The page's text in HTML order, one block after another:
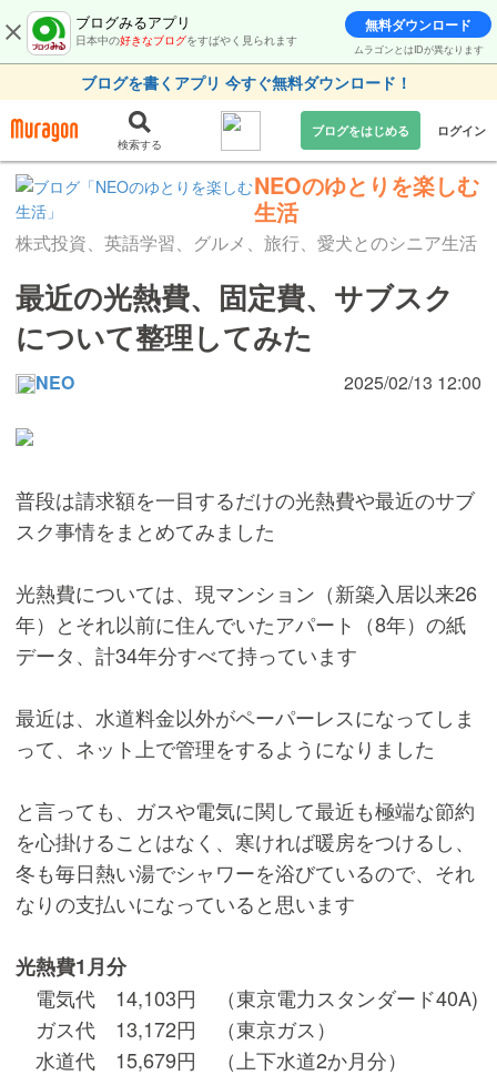
ブログみるアプリ
日本中の好きなブログをすばやく見られます
無料ダウンロード
ムラゴンとはIDが異なります
ブログを書くアプリ 今すぐ無料ダウンロード！
検索する
ブログをはじめる ログイン
NEOのゆとりを楽しむ
生活
株式投資、英語学習、グルメ、旅行、愛犬とのシニア生活
最近の光熱費、固定費、サブスク
について整理してみた
NEO 2025/02/13 12:00
普段は請求額を一目するだけの光熱費や最近のサブ
スク事情をまとめてみました
光熱費については、現マンション（新築入居以来26
年）とそれ以前に住んでいたアパート（8年）の紙
データ、計34年分すべて持っています
最近は、水道料金以外がペーパーレスになってしま
って、ネット上で管理をするようになりました
と言っても、ガスや電気に関して最近も極端な節約
を心掛けることはなく、寒ければ暖房をつけるし、
冬も毎日熱い湯でシャワーを浴びているので、それ
なりの支払いになっていると思います
光熱費1月分
電気代 14,103円 （東京電力スタンダード40A)
ガス代 13,172円 （東京ガス）
水道代 15,679円 （上下水道2か月分）